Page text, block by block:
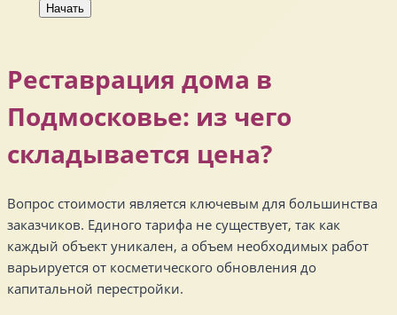
Начать
Реставрация дома в
Подмосковье: из чего
складывается цена?
Вопрос стоимости является ключевым для большинства
заказчиков. Единого тарифа не существует, так как
каждый объект уникален, а объем необходимых работ
варьируется от косметического обновления до
капитальной перестройки.